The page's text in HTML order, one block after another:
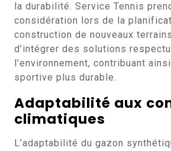
la durabilité. Service Tennis
considération lors de la
construction de nouveaux
d’intégrer des solutions
l’environnement, contribuant
sportive plus durable.
Adaptabilité aux
climatiques
L’adaptabilité du gazon